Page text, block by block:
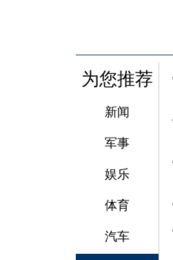
为您推荐
新闻
军事
娱乐
体育
汽车